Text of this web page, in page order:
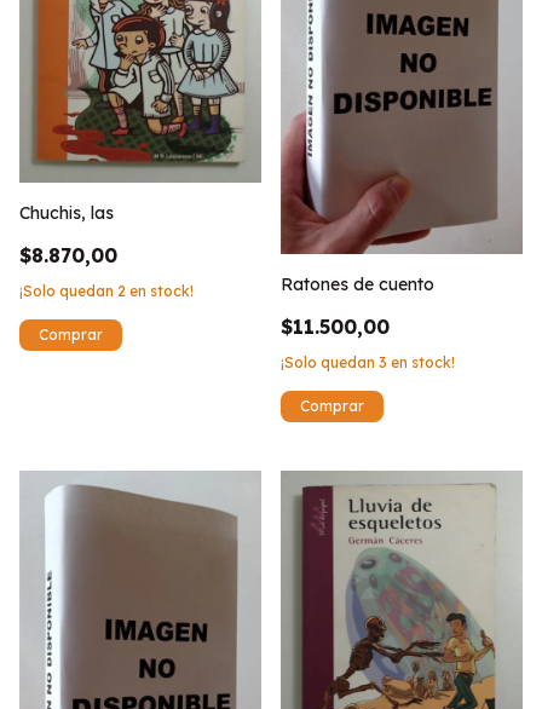
Chuchis, las
$8.870,00
¡Solo quedan 2 en stock! Ratones de cuento
$11.500,00
¡Solo quedan 3 en stock!